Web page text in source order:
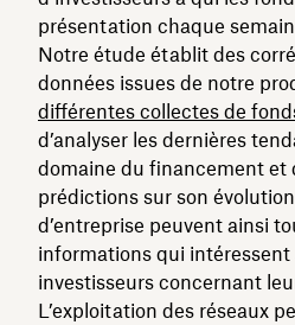
présentation chaque
Notre étude établit des
données issues de notre
différentes collectes de
d’analyser les dernières
domaine du financement et
prédictions sur son
d’entreprise peuvent ainsi
informations qui intéressent
investisseurs concernant
L’exploitation des réseaux